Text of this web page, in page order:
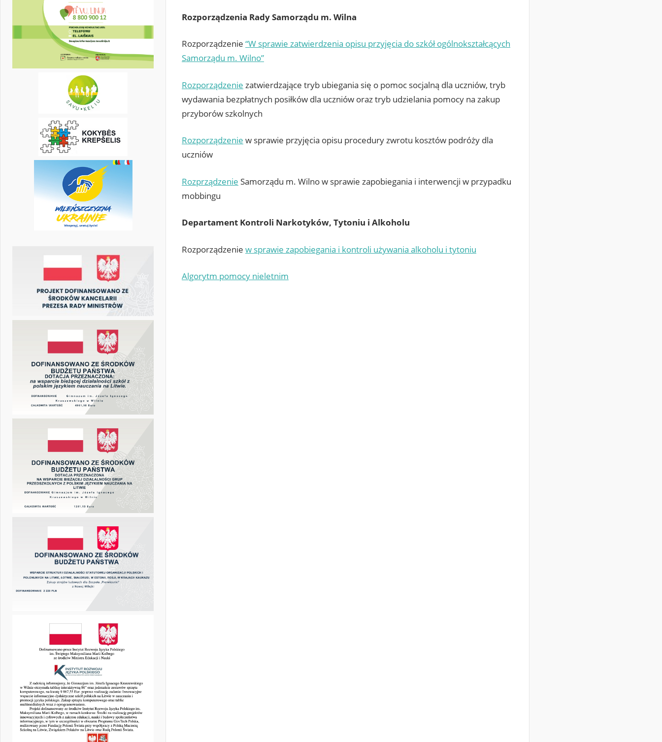
Rozporządzenia Rady Samorządu m. Wilna
Rozporządzenie “W sprawie zatwierdzenia opisu przyjęcia do szkół ogólnokształcących
Samorządu m. Wilno”
Rozporządzenie zatwierdzające tryb ubiegania się o pomoc socjalną dla uczniów, tryb
wydawania bezpłatnych posiłków dla uczniów oraz tryb udzielania pomocy na zakup
przyborów szkolnych
Rozporządzenie w sprawie przyjęcia opisu procedury zwrotu kosztów podróży dla
uczniów
Rozprządzenie Samorządu m. Wilno w sprawie zapobiegania i interwencji w przypadku
mobbingu
Departament Kontroli Narkotyków, Tytoniu i Alkoholu
Rozporządzenie w sprawie zapobiegania i kontroli używania alkoholu i tytoniu
Algorytm pomocy nieletnim